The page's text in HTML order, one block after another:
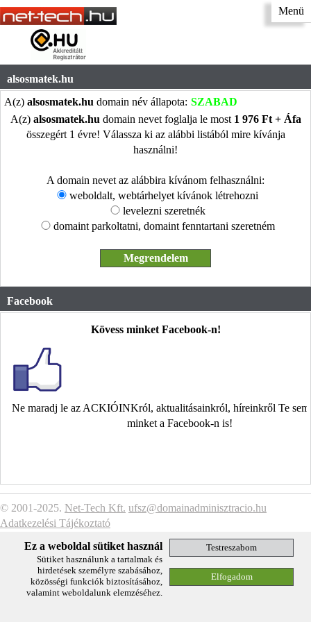
Menü
alsosmatek.hu
A(z) alsosmatek.hu domain név állapota: SZABAD
A(z) alsosmatek.hu domain nevet foglalja le most 1 976 Ft + Áfa
összegért 1 évre! Válassza ki az alábbi listából mire kívánja
használni!
A domain nevet az alábbira kívánom felhasználni:
weboldalt, webtárhelyet kívánok létrehozni
levelezni szeretnék
domaint parkoltatni, domaint fenntartani szeretném
Facebook
Kövess minket Facebook-n!
Ne maradj le az ACKIÓINKról, aktualitásainkról, híreinkről Te
minket a Facebook-n is!
© 2001-2025. Net-Tech Kft. ufsz@domainadminisztracio.hu
Adatkezelési Tájékoztató
Ez a weboldal sütiket használ
Sütiket használunk a tartalmak és
hirdetések személyre szabásához,
közösségi funkciók biztosításához,
valamint weboldalunk elemzéséhez.